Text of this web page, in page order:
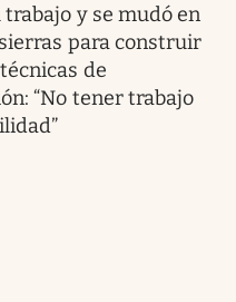
y se mudó en
para construir
de
“No tener trabajo